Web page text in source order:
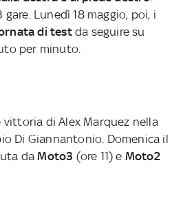
Lunedì 18 maggio, poi, i
di testda seguire su
per minuto.
di Alex Marquez nella
Di Giannantonio. Domenica il
daMoto3 (ore 11) e Moto2